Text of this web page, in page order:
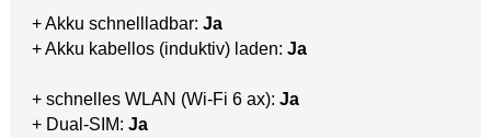
+ Akku schnellladbar: Ja
+ Akku kabellos (induktiv) laden: Ja
+ schnelles WLAN (Wi-Fi 6 ax): Ja
+ Dual-SIM: Ja